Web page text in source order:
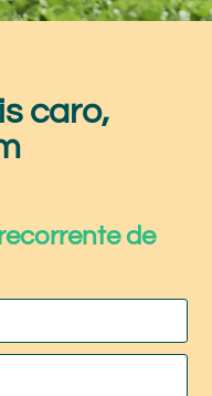
caro,
de